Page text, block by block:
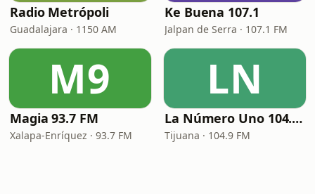
Radio Metrópoli
Guadalajara · 1150 AM
Ke Buena 107.1
Jalpan de Serra · 107.1 FM
M9
Magia 93.7 FM
Xalapa-Enríquez · 93.7 FM
LN
La Número Uno 104.9 FM
Tijuana · 104.9 FM